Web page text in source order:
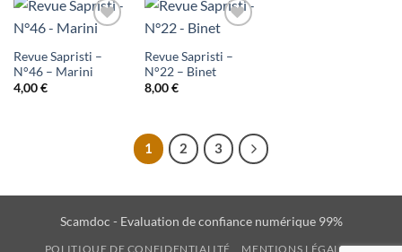
à ma
Revue Sapristi –
N°46 – Marini
4,00€
à ma
Revue Sapristi –
N°22 – Binet
8,00€
1 2 3
Scamdoc - Evaluation de confiance numérique 99%
POLITIQUE DE CONFIDENTIALITÉ MENTIONS LÉGALES